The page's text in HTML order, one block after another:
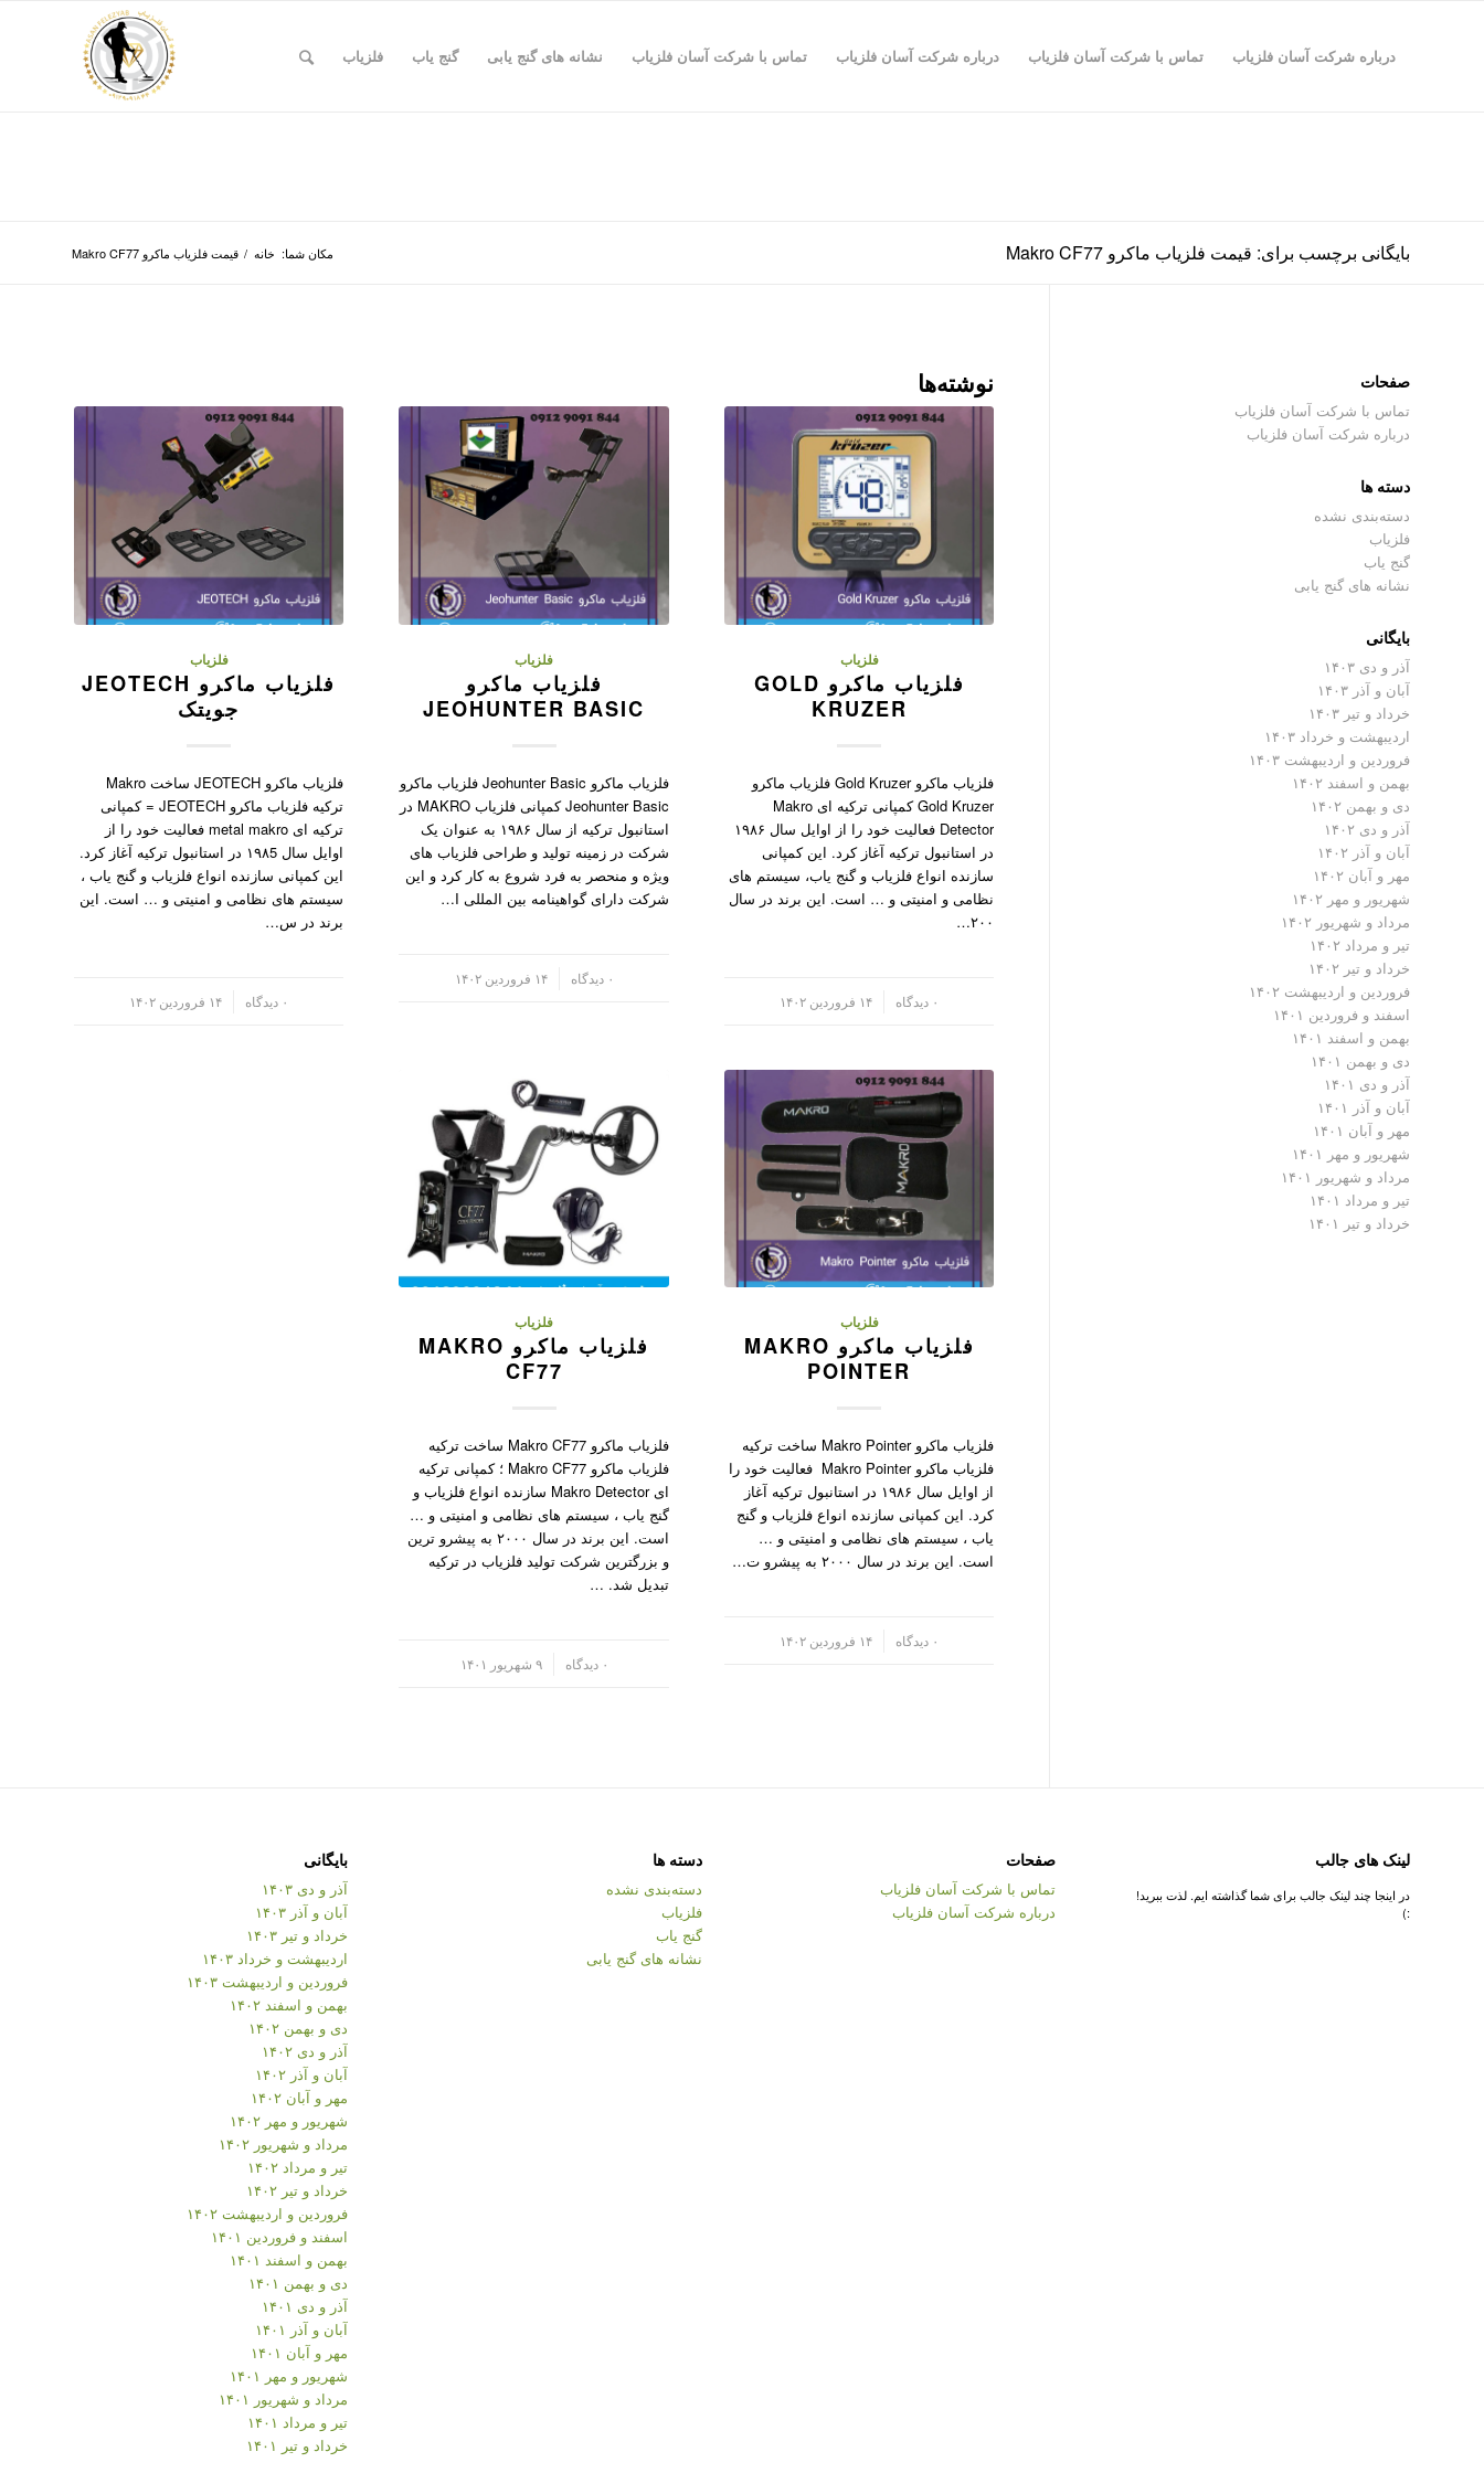
درباره شرکت آسان فلزیاب تماس با شرکت آسان فلزیاب درباره شرکت آسان فلزیاب تماس با شرکت آسان فلزیاب نشانه های گنج یابی گنج یاب فلزیاب
بایگانی برچسب برای: قیمت فلزیاب ماکرو Makro CF77 مکان شما: خانه / قیمت فلزیاب ماکرو Makro CF77
نوشته‌ها
فلزیاب
فلزیاب ماکرو GOLD
KRUZER
فلزیاب ماکرو Gold Kruzer فلزیاب ماکرو
Gold Kruzer کمپانی ترکیه ای Makro
Detector فعالیت خود را از اوایل سال ۱۹۸۶
در استانبول ترکیه آغاز کرد. این کمپانی
سازنده انواع فلزیاب و گنج یاب، سیستم های
نظامی و امنیتی و … است. این برند در سال
۲۰۰…
۰ دیدگاه ۱۴ فروردین ۱۴۰۲
فلزیاب
فلزیاب ماکرو
JEOHUNTER BASIC
فلزیاب ماکرو Jeohunter Basic فلزیاب ماکرو
Jeohunter Basic کمپانی فلزیاب MAKRO در
استانبول ترکیه از سال ۱۹۸۶ به عنوان یک
شرکت در زمینه تولید و طراحی فلزیاب های
ویژه و منحصر به فرد شروع به کار کرد و این
شرکت دارای گواهینامه بین المللی I…
۰ دیدگاه ۱۴ فروردین ۱۴۰۲
فلزیاب
فلزیاب ماکرو JEOTECH
جویتک
فلزیاب ماکرو JEOTECH ساخت Makro
ترکیه فلزیاب ماکرو JEOTECH = کمپانی
ترکیه ای metal makro فعالیت خود را از
اوایل سال ۱۹۸5 در استانبول ترکیه آغاز کرد.
این کمپانی سازنده انواع فلزیاب و گنج یاب ،
سیستم های نظامی و امنیتی و … است. این
برند در س…
۰ دیدگاه ۱۴ فروردین ۱۴۰۲
فلزیاب
فلزیاب ماکرو MAKRO
POINTER
فلزیاب ماکرو Makro Pointer ساخت ترکیه
فلزیاب ماکرو Makro Pointer فعالیت خود را
از اوایل سال ۱۹۸۶ در استانبول ترکیه آغاز
کرد. این کمپانی سازنده انواع فلزیاب و گنج
یاب ، سیستم های نظامی و امنیتی و …
است. این برند در سال ۲۰۰۰ به پیشرو ت…
۰ دیدگاه ۱۴ فروردین ۱۴۰۲
فلزیاب
فلزیاب ماکرو MAKRO
CF77
فلزیاب ماکرو Makro CF77 ساخت ترکیه
فلزیاب ماکرو Makro CF77 ؛ کمپانی ترکیه
ای Makro Detector سازنده انواع فلزیاب و
گنج یاب ، سیستم های نظامی و امنیتی و …
است. این برند در سال ۲۰۰۰ به پیشرو ترین
و بزرگترین شرکت تولید فلزیاب در ترکیه
تبدیل شد. …
۰ دیدگاه ۹ شهریور ۱۴۰۱
صفحات
تماس با شرکت آسان فلزیاب
درباره شرکت آسان فلزیاب
دسته ها
دسته‌بندی نشده
فلزیاب
گنج یاب
نشانه های گنج یابی
بایگانی
آذر و دی ۱۴۰۳
آبان و آذر ۱۴۰۳
خرداد و تیر ۱۴۰۳
اردیبهشت و خرداد ۱۴۰۳
فروردین و اردیبهشت ۱۴۰۳
بهمن و اسفند ۱۴۰۲
دی و بهمن ۱۴۰۲
آذر و دی ۱۴۰۲
آبان و آذر ۱۴۰۲
مهر و آبان ۱۴۰۲
شهریور و مهر ۱۴۰۲
مرداد و شهریور ۱۴۰۲
تیر و مرداد ۱۴۰۲
خرداد و تیر ۱۴۰۲
فروردین و اردیبهشت ۱۴۰۲
اسفند و فروردین ۱۴۰۱
بهمن و اسفند ۱۴۰۱
دی و بهمن ۱۴۰۱
آذر و دی ۱۴۰۱
آبان و آذر ۱۴۰۱
مهر و آبان ۱۴۰۱
شهریور و مهر ۱۴۰۱
مرداد و شهریور ۱۴۰۱
تیر و مرداد ۱۴۰۱
خرداد و تیر ۱۴۰۱
لینک های جالب
در اینجا چند لینک جالب برای شما گذاشته ایم. لذت ببرید!
:)
صفحات
تماس با شرکت آسان فلزیاب
درباره شرکت آسان فلزیاب
دسته ها
دسته‌بندی نشده
فلزیاب
گنج یاب
نشانه های گنج یابی
بایگانی
آذر و دی ۱۴۰۳
آبان و آذر ۱۴۰۳
خرداد و تیر ۱۴۰۳
اردیبهشت و خرداد ۱۴۰۳
فروردین و اردیبهشت ۱۴۰۳
بهمن و اسفند ۱۴۰۲
دی و بهمن ۱۴۰۲
آذر و دی ۱۴۰۲
آبان و آذر ۱۴۰۲
مهر و آبان ۱۴۰۲
شهریور و مهر ۱۴۰۲
مرداد و شهریور ۱۴۰۲
تیر و مرداد ۱۴۰۲
خرداد و تیر ۱۴۰۲
فروردین و اردیبهشت ۱۴۰۲
اسفند و فروردین ۱۴۰۱
بهمن و اسفند ۱۴۰۱
دی و بهمن ۱۴۰۱
آذر و دی ۱۴۰۱
آبان و آذر ۱۴۰۱
مهر و آبان ۱۴۰۱
شهریور و مهر ۱۴۰۱
مرداد و شهریور ۱۴۰۱
تیر و مرداد ۱۴۰۱
خرداد و تیر ۱۴۰۱